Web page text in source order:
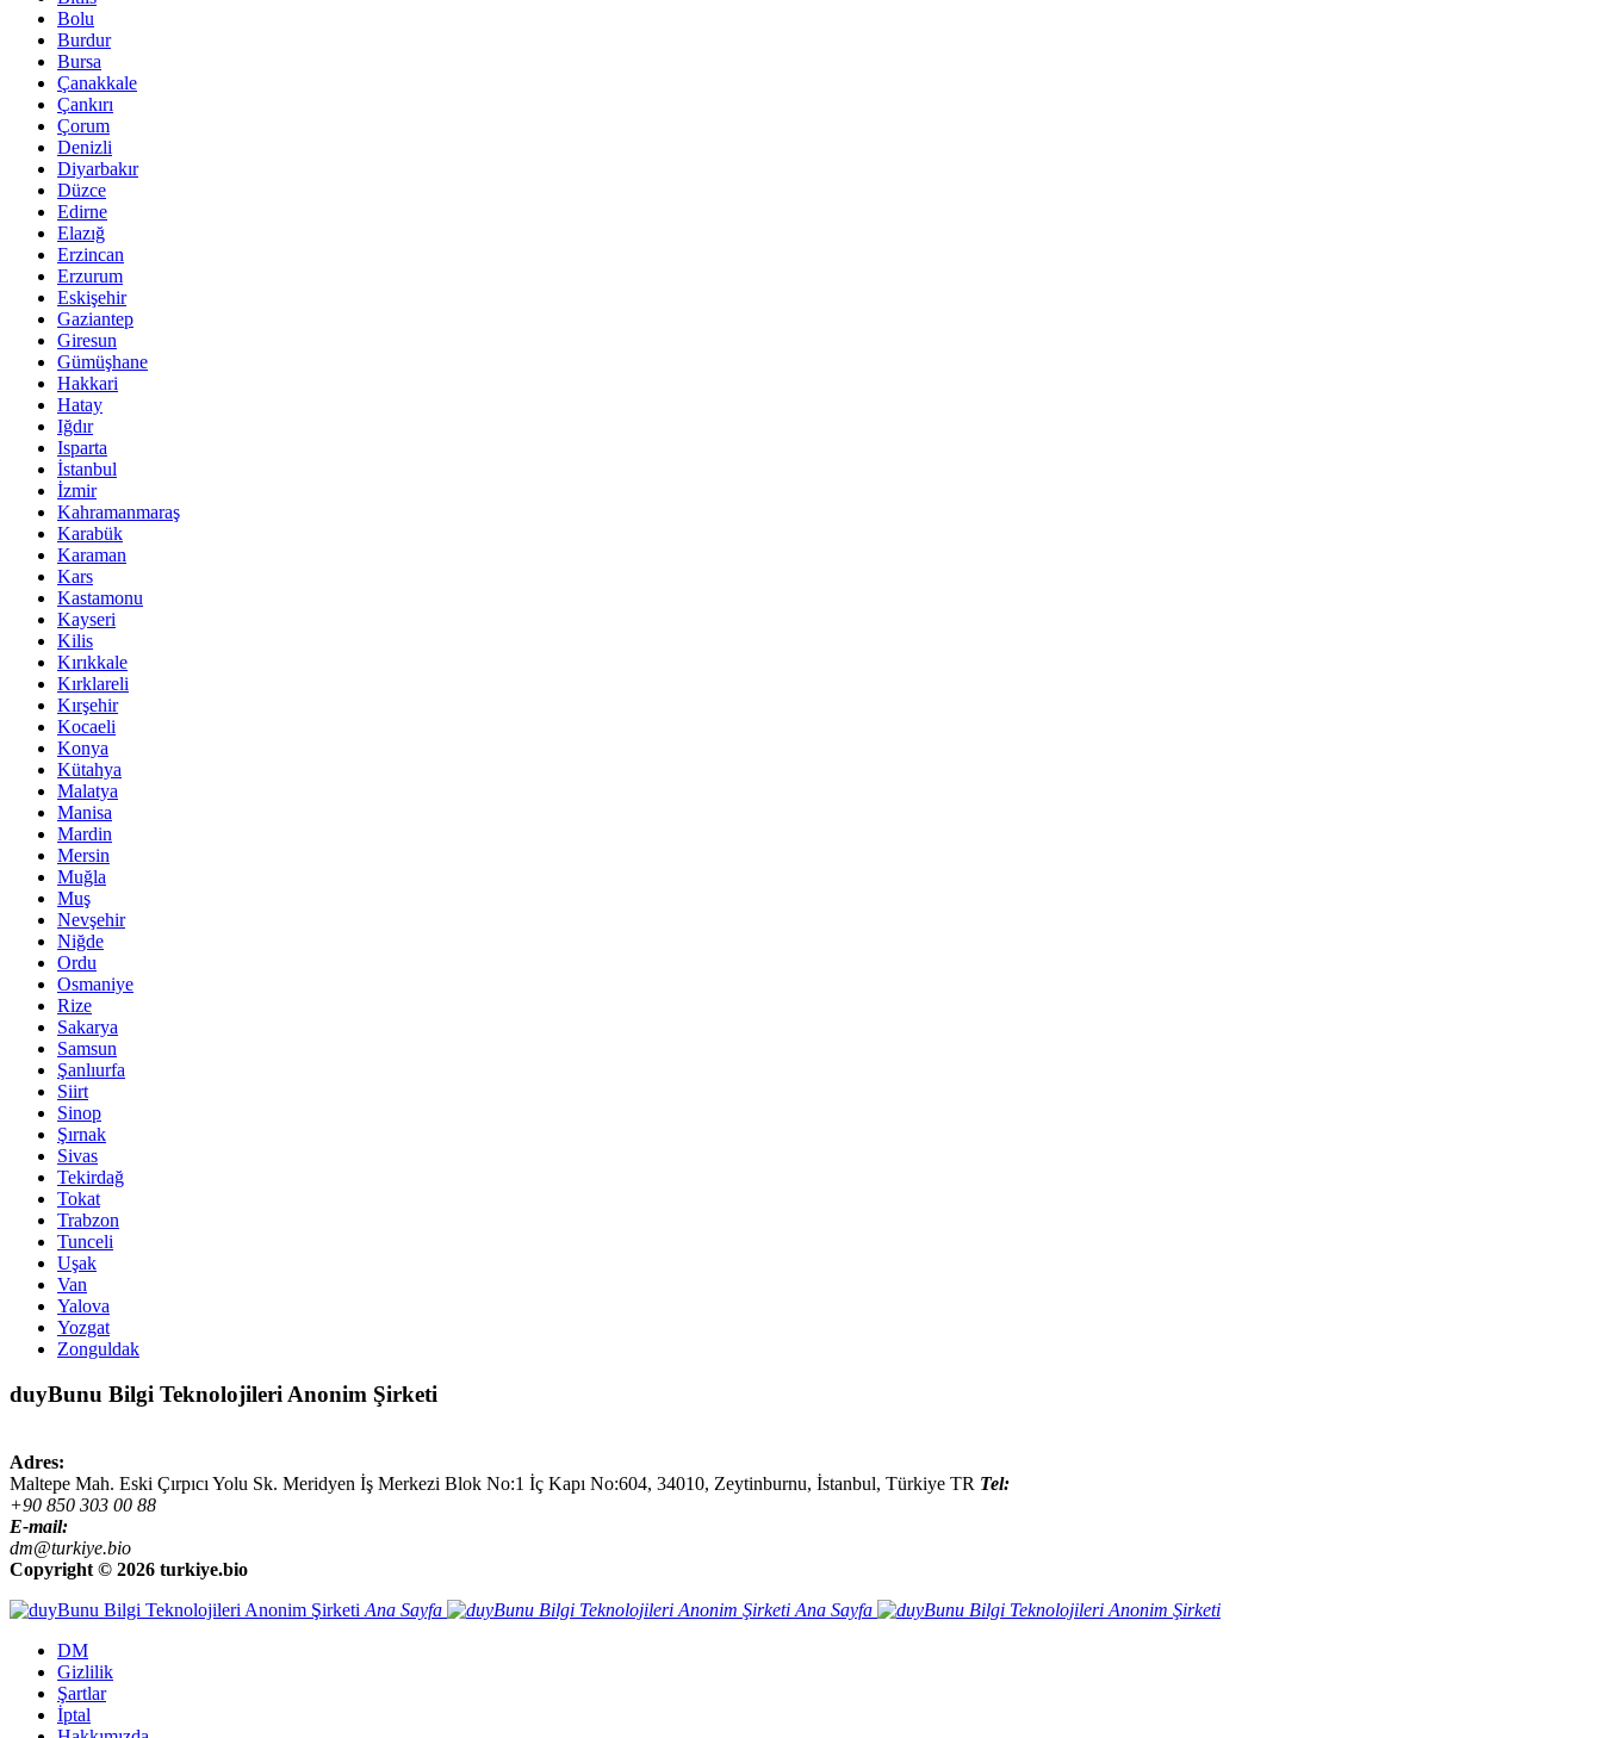
Bolu
Burdur
Bursa
Çanakkale
Çankırı
Çorum
Denizli
Diyarbakır
Düzce
Edirne
Elazığ
Erzincan
Erzurum
Eskişehir
Gaziantep
Giresun
Gümüşhane
Hakkari
Hatay
Iğdır
Isparta
İstanbul
İzmir
Kahramanmaraş
Karabük
Karaman
Kars
Kastamonu
Kayseri
Kilis
Kırıkkale
Kırklareli
Kırşehir
Kocaeli
Konya
Kütahya
Malatya
Manisa
Mardin
Mersin
Muğla
Muş
Nevşehir
Niğde
Ordu
Osmaniye
Rize
Sakarya
Samsun
Şanlıurfa
Siirt
Sinop
Şırnak
Sivas
Tekirdağ
Tokat
Trabzon
Tunceli
Uşak
Van
Yalova
Yozgat
Zonguldak
duyBunu Bilgi Teknolojileri Anonim Şirketi
Adres:
Maltepe Mah. Eski Çırpıcı Yolu Sk. Meridyen İş Merkezi Blok No:1 İç Kapı No:604, 34010, Zeytinburnu, İstanbul, Türkiye TR Tel:
+90 850 303 00 88
E-mail:
dm@turkiye.bio
Copyright © 2026 turkiye.bio
Ana Sayfa
Ana Sayfa
DM
Gizlilik
Şartlar
İptal